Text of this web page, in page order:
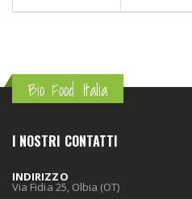
Bio Food Italia
I NOSTRI CONTATTI
INDIRIZZO
Via Fidia 25, Olbia (OT)